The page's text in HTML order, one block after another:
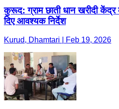
कुरूद: ग्राम छाती धान खरीदी केंद्र
दिए आवश्यक निर्देश
Kurud, Dhamtari | Feb 19, 2026